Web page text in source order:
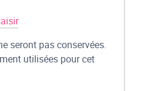
seront pas conservées.
utilisées pour cet